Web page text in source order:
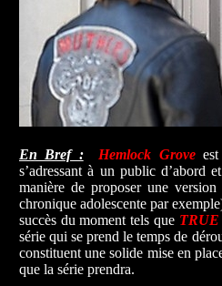
En Bref : Hemlock Groveest
s’adressant à un public d’abord
manière de proposer une
chronique adolescente par
succès du moment tels que
série qui se prend le temps de
constituent une solide mise en
que la série prendra.